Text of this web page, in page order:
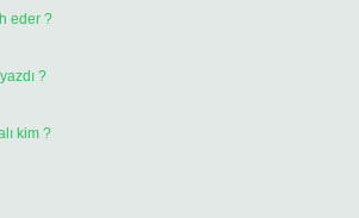
eder ?
?
kim ?